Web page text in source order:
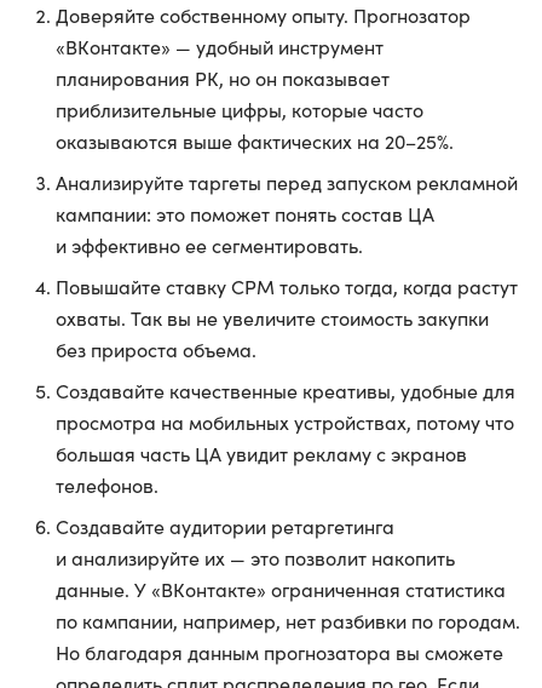
Доверяйте собственному опыту. Прогнозатор
«ВКонтакте» — удобный инструмент
планирования РК, но он показывает
приблизительные цифры, которые часто
оказываются выше фактических на 20–25%.
Анализируйте таргеты перед запуском рекламной
кампании: это поможет понять состав ЦА
и эффективно ее сегментировать.
Повышайте ставку CPM только тогда, когда растут
охваты. Так вы не увеличите стоимость закупки
без прироста объема.
Создавайте качественные креативы, удобные для
просмотра на мобильных устройствах, потому что
большая часть ЦА увидит рекламу с экранов
телефонов.
Создавайте аудитории ретаргетинга
и анализируйте их — это позволит накопить
данные. У «ВКонтакте» ограниченная статистика
по кампании, например, нет разбивки по городам.
Но благодаря данным прогнозатора вы сможете